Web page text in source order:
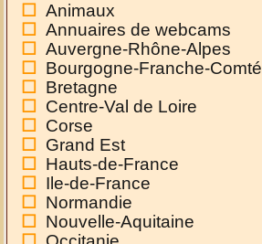
Animaux
Annuaires de webcams
Auvergne-Rhône-Alpes
Bourgogne-Franche-Comté
Bretagne
Centre-Val de Loire
Corse
Grand Est
Hauts-de-France
Ile-de-France
Normandie
Nouvelle-Aquitaine